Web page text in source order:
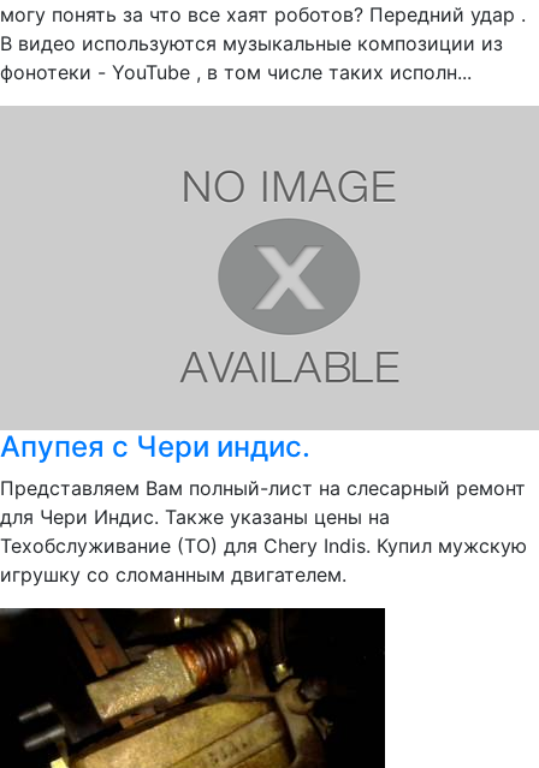
могу понять за что все хаят роботов? Передний удар .
В видео используются музыкальные композиции из
фонотеки - YouTube , в том числе таких исполн...
Апупея с Чери индис.
Представляем Вам полный-лист на слесарный ремонт
для Чери Индис. Также указаны цены на
Техобслуживание (ТО) для Chery Indis. Купил мужскую
игрушку со сломанным двигателем.